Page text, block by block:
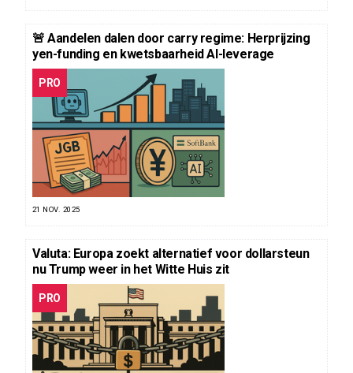
🚨 Aandelen dalen door carry regime: Herprijzing
yen-funding en kwetsbaarheid AI-leverage
PRO
21 NOV. 2025
Valuta: Europa zoekt alternatief voor dollarsteun
nu Trump weer in het Witte Huis zit
PRO